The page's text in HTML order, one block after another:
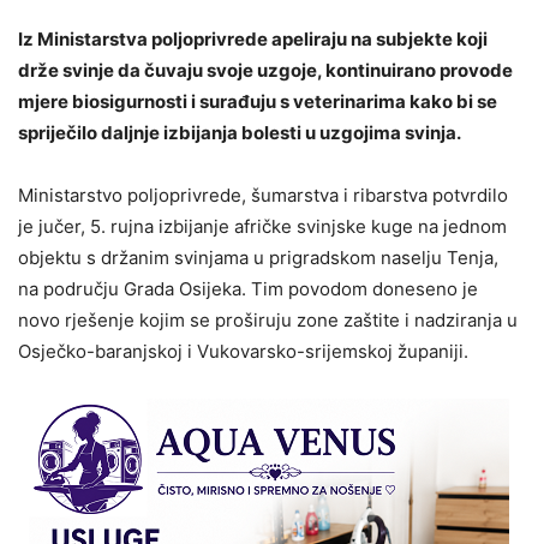
Iz Ministarstva poljoprivrede apeliraju na subjekte koji
drže svinje da čuvaju svoje uzgoje, kontinuirano provode
mjere biosigurnosti i surađuju s veterinarima kako bi se
spriječilo daljnje izbijanja bolesti u uzgojima svinja.
Ministarstvo poljoprivrede, šumarstva i ribarstva potvrdilo
je jučer, 5. rujna izbijanje afričke svinjske kuge na jednom
objektu s držanim svinjama u prigradskom naselju Tenja,
na području Grada Osijeka. Tim povodom doneseno je
novo rješenje kojim se proširuju zone zaštite i nadziranja u
Osječko-baranjskoj i Vukovarsko-srijemskoj županiji.